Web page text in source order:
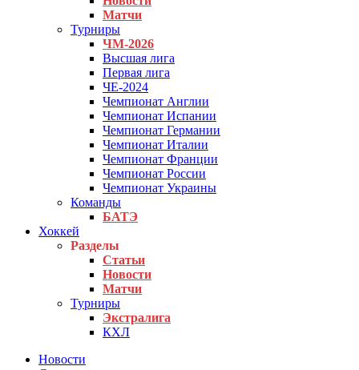
Матчи
Турниры
ЧМ-2026
Высшая лига
Первая лига
ЧЕ-2024
Чемпионат Англии
Чемпионат Испании
Чемпионат Германии
Чемпионат Италии
Чемпионат Франции
Чемпионат России
Чемпионат Украины
Команды
БАТЭ
Хоккей
Разделы
Статьи
Новости
Матчи
Турниры
Экстралига
КХЛ
Новости